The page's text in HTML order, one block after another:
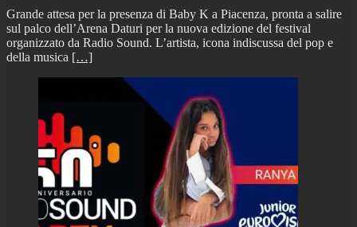
Grande attesa per la presenza di Baby K a Piacenza, pronta a salire
sul palco dell’Arena Daturi per la nuova edizione del festival
organizzato da Radio Sound. L’artista, icona indiscussa del pop e
della musica […]